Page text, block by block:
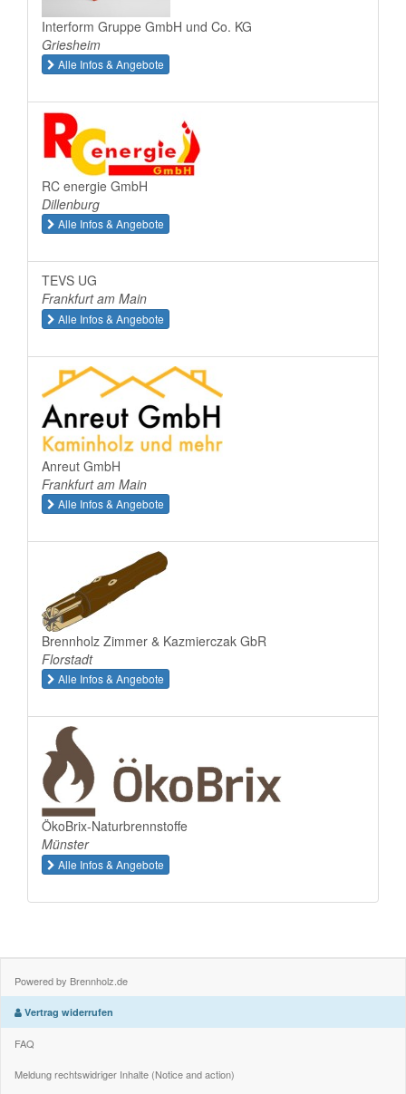
Interform Gruppe GmbH und Co. KG
Griesheim
Alle Infos & Angebote
RC energie GmbH
Dillenburg
Alle Infos & Angebote
TEVS UG
Frankfurt am Main
Alle Infos & Angebote
Anreut GmbH
Frankfurt am Main
Alle Infos & Angebote
Brennholz Zimmer & Kazmierczak GbR
Florstadt
Alle Infos & Angebote
ÖkoBrix-Naturbrennstoffe
Münster
Alle Infos & Angebote
Powered by Brennholz.de
Vertrag widerrufen
FAQ
Meldung rechtswidriger Inhalte (Notice and action)